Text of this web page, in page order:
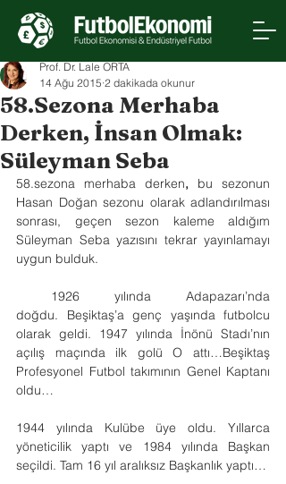
58.Sezona Merhaba
Derken, İnsan Olmak:
Süleyman Seba
Prof. Dr. Lale ORTA
14 Ağu 2015 2 dakikada okunur
58.sezona merhaba derken, bu sezonun
Hasan Doğan sezonu olarak adlandırılması
sonrası, geçen sezon kaleme aldığım
Süleyman Seba yazısını tekrar yayınlamayı
uygun bulduk.
1926 yılında Adapazarı’nda
doğdu. Beşiktaş’a genç yaşında futbolcu
olarak geldi. 1947 yılında İnönü Stadı’nın
açılış maçında ilk golü O attı…Beşiktaş
Profesyonel Futbol takımının Genel Kaptanı
oldu…
1944 yılında Kulübe üye oldu. Yıllarca
yöneticilik yaptı ve 1984 yılında Başkan
seçildi. Tam 16 yıl aralıksız Başkanlık yaptı…